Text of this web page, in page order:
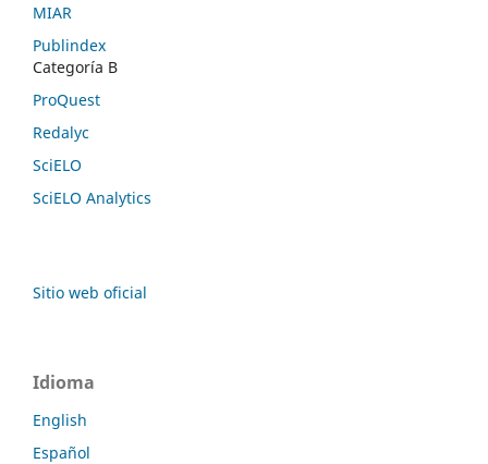
MIAR
Publindex
Categoría B
ProQuest
Redalyc
SciELO
SciELO Analytics
Sitio web oficial
Idioma
English
Español